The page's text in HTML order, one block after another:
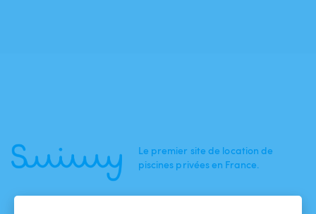
Le premier site de location de
piscines privées en France.